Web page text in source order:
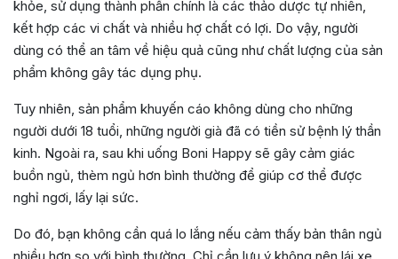
khỏe, sử dụng thành phần chính là các thảo dược tự nhiên,
kết hợp các vi chất và nhiều hợ chất có lợi. Do vậy, người
dùng có thể an tâm về hiệu quả cũng như chất lượng của sản
phẩm không gây tác dụng phụ.
Tuy nhiên, sản phẩm khuyến cáo không dùng cho những
người dưới 18 tuổi, những người già đã có tiền sử bệnh lý thần
kinh. Ngoài ra, sau khi uống Boni Happy sẽ gây cảm giác
buồn ngủ, thèm ngủ hơn bình thường để giúp cơ thể được
nghỉ ngơi, lấy lại sức.
Do đó, bạn không cần quá lo lắng nếu cảm thấy bản thân ngủ